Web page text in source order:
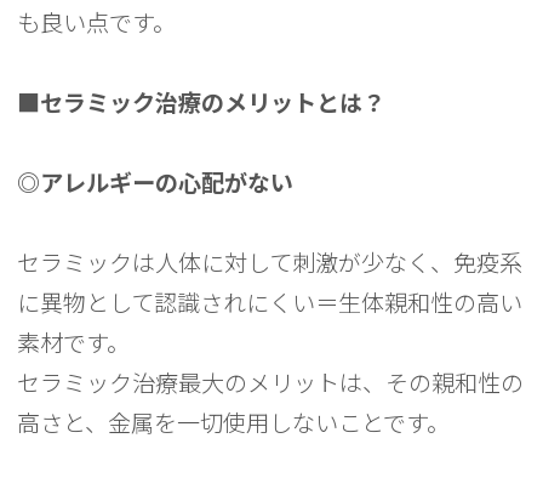
も良い点です。
■セラミック治療のメリットとは？
◎アレルギーの心配がない
セラミックは人体に対して刺激が少なく、免疫系
に異物として認識されにくい＝生体親和性の高い
素材です。
セラミック治療最大のメリットは、その親和性の
高さと、金属を一切使用しないことです。